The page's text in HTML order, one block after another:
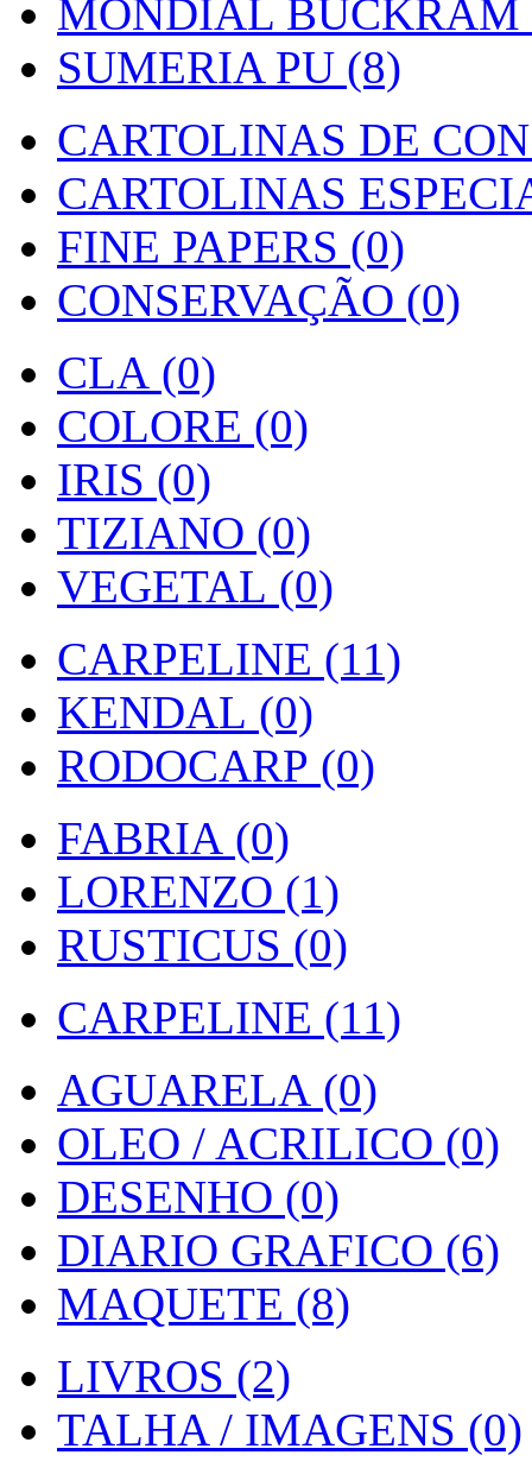
MONDIAL BUCKRAM
SUMERIA PU (8)
CARTOLINAS DE
CARTOLINAS
FINE PAPERS (0)
CONSERVAÇÃO (0)
CLA (0)
COLORE (0)
IRIS (0)
TIZIANO (0)
VEGETAL (0)
CARPELINE (11)
KENDAL (0)
RODOCARP (0)
FABRIA (0)
LORENZO (1)
RUSTICUS (0)
CARPELINE (11)
AGUARELA (0)
OLEO / ACRILICO (0)
DESENHO (0)
DIARIO GRAFICO (6)
MAQUETE (8)
LIVROS (2)
TALHA / IMAGENS (0)